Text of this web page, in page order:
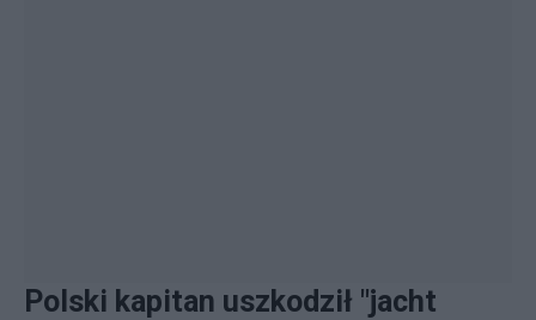
Polski kapitan uszkodził "jacht